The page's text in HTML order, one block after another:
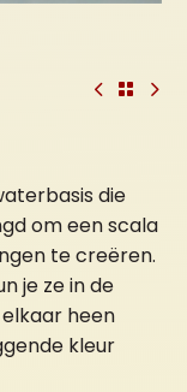
die
om een scala
te creëren.
je ze in de
heen
kleur